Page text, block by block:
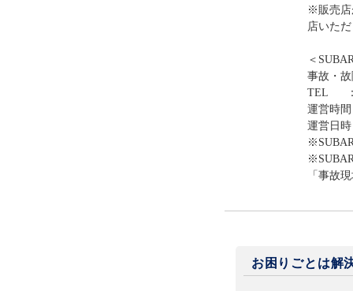
※販売店
店いた
＜
事故・
TEL ：
運営時
運営日
「事故
お困りごとは解